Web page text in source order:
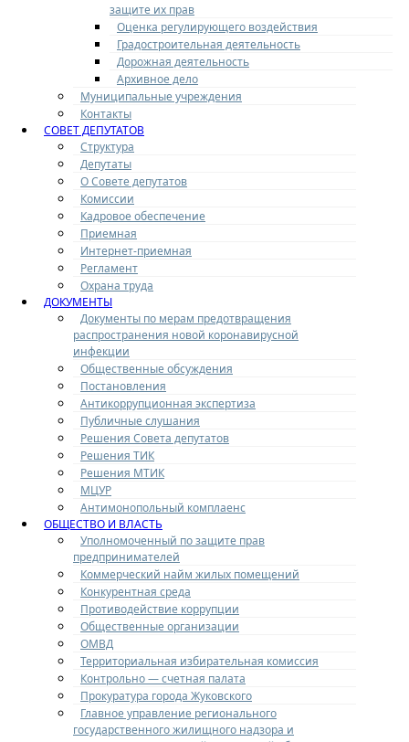
защите их прав
Оценка регулирующего воздействия
Градостроительная деятельность
Дорожная деятельность
Архивное дело
Муниципальные учреждения
Контакты
СОВЕТ ДЕПУТАТОВ
Структура
Депутаты
О Совете депутатов
Комиссии
Кадровое обеспечение
Приемная
Интернет-приемная
Регламент
Охрана труда
ДОКУМЕНТЫ
Документы по мерам предотвращения
распространения новой коронавирусной
инфекции
Общественные обсуждения
Постановления
Антикоррупционная экспертиза
Публичные слушания
Решения Совета депутатов
Решения ТИК
Решения МТИК
МЦУР
Антимонопольный комплаенс
ОБЩЕСТВО И ВЛАСТЬ
Уполномоченный по защите прав
предпринимателей
Коммерческий найм жилых помещений
Конкурентная среда
Противодействие коррупции
Общественные организации
ОМВД
Территориальная избирательная комиссия
Контрольно — счетная палата
Прокуратура города Жуковского
Главное управление регионального
государственного жилищного надзора и